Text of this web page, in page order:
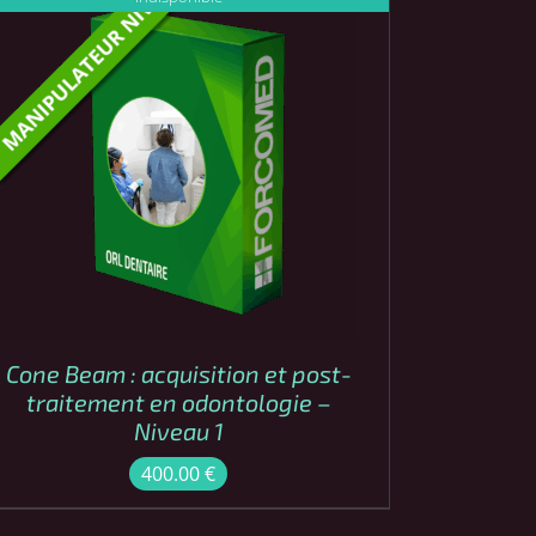
APERÇU
Cone Beam : acquisition et post-
traitement en odontologie –
Niveau 1
400.00€